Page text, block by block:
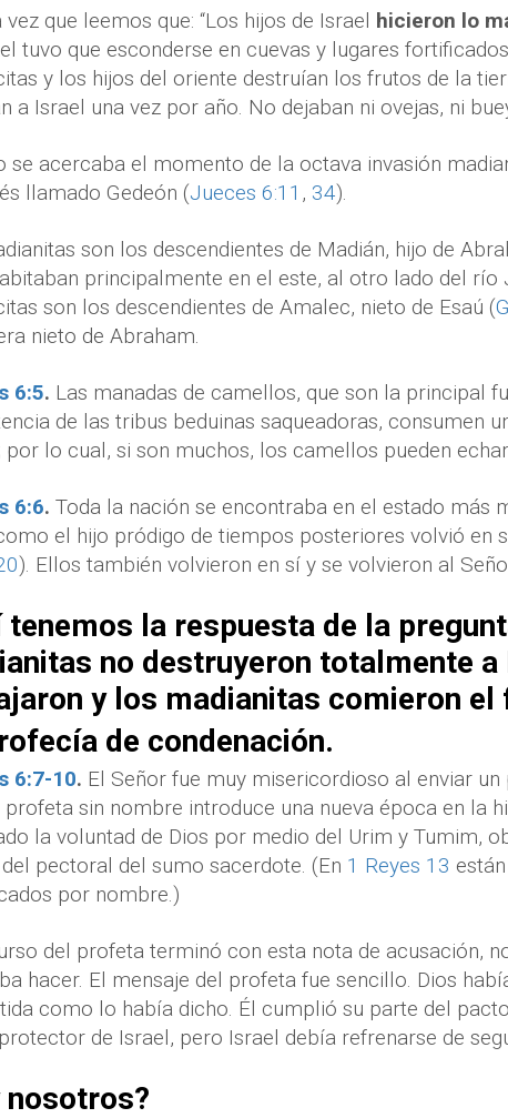
vez que leemos que: “Los hijos de Israel hicieron lo
tuvo que esconderse en cuevas y lugares
y los hijos del oriente destruían los frutos de la
a Israel una vez por año. No dejaban ni ovejas, ni
se acercaba el momento de la octava invasión
llamado Gedeón (Jueces 6:11 , 34).
son los descendientes de Madián, hijo de
principalmente en el este, al otro lado del río
son los descendientes de Amalec, nieto de Esaú (
nieto de Abraham.
6:5. Las manadas de camellos, que son la principal
de las tribus beduinas saqueadoras, consumen
por lo cual, si son muchos, los camellos pueden
6:6. Toda la nación se encontraba en el estado más
el hijo pródigo de tiempos posteriores volvió en
). Ellos también volvieron en sí y se volvieron al
tenemos la respuesta de la
no destruyeron totalmente a
y los madianitas comieron
de condenación.
6:7-10. El Señor fue muy misericordioso al enviar
profeta sin nombre introduce una nueva época en la
la voluntad de Dios por medio del Urim y Tumim,
pectoral del sumo sacerdote. (En 1 Reyes 13
por nombre.)
del profeta terminó con esta nota de acusación,
hacer. El mensaje del profeta fue sencillo. Dios
como lo había dicho. Él cumplió su parte del
de Israel, pero Israel debía refrenarse de